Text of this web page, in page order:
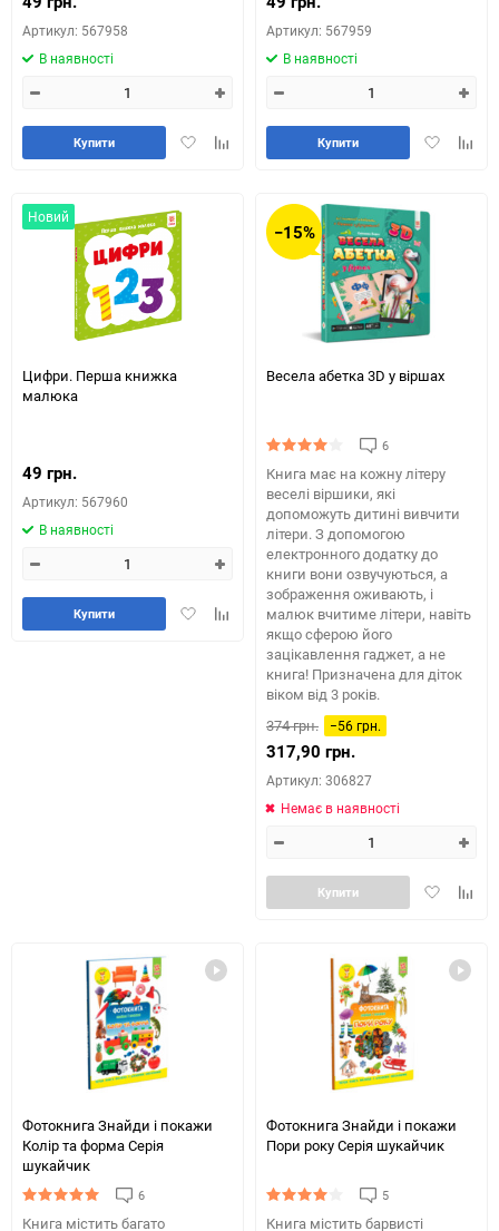
Артикул: 567958
В наявності
ДодатиДодайте
порівняння
Купити
Артикул: 567959
В наявності
Додати
Купити
Новий
Цифри. Перша книжка
малюка
49 грн.
Артикул: 567960
В наявності
ДодатиДодайте
порівняння
Купити
−15%
Весела абетка 3D у віршах
6
Книга має на кожну літеру
веселі віршики, які
допоможуть дитині вивчити
літери. З допомогою
електронного додатку до
книги вони озвучуються, а
зображення оживають, і
малюк вчитиме літери, навіть
якщо сферою його
зацікавлення гаджет, а не
книга! Призначена для діток
віком від 3 років.
374 грн.
−56 грн.
317,90 грн.
Артикул: 306827
Немає в наявності
Додати
Купити
Фотокнига Знайди і покажи
Колір та форма Серія
шукайчик
6
Книга містить багато
Фотокнига Знайди і покажи
Пори року Серія шукайчик
5
Книга містить барвисті